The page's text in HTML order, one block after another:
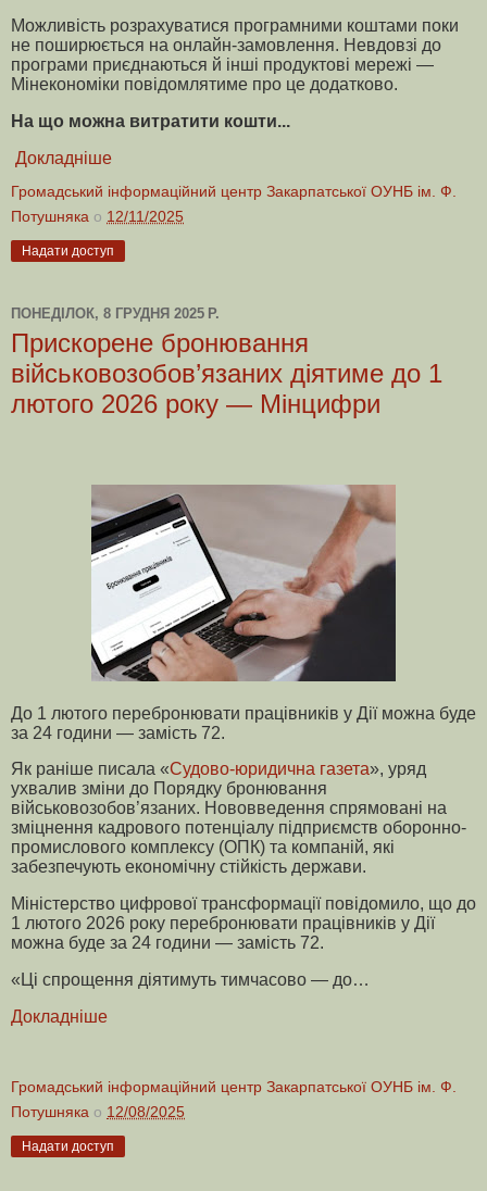
Можливість розрахуватися програмними коштами поки
не поширюється на онлайн-замовлення. Невдовзі до
програми приєднаються й інші продуктові мережі —
Мінекономіки повідомлятиме про це додатково.
На що можна витратити кошти...
Докладніше
Громадський інформаційний центр Закарпатської ОУНБ ім. Ф.
Потушняка о 12/11/2025
Надати доступ
ПОНЕДІЛОК, 8 ГРУДНЯ 2025 Р.
Прискорене бронювання
військовозобов’язаних діятиме до 1
лютого 2026 року — Мінцифри
До 1 лютого перебронювати працівників у Дії можна буде
за 24 години — замість 72.
Як раніше писала «Судово-юридична газета», уряд
ухвалив зміни до Порядку бронювання
військовозобов’язаних. Нововведення спрямовані на
зміцнення кадрового потенціалу підприємств оборонно-
промислового комплексу (ОПК) та компаній, які
забезпечують економічну стійкість держави.
Міністерство цифрової трансформації повідомило, що до
1 лютого 2026 року перебронювати працівників у Дії
можна буде за 24 години — замість 72.
«Ці спрощення діятимуть тимчасово — до…
Докладніше
Громадський інформаційний центр Закарпатської ОУНБ ім. Ф.
Потушняка о 12/08/2025
Надати доступ